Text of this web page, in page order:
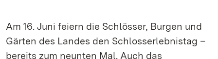
Am 16. Juni feiern die Schlösser, Burgen und
Gärten des Landes den Schlosserlebnistag –
bereits zum neunten Mal. Auch das